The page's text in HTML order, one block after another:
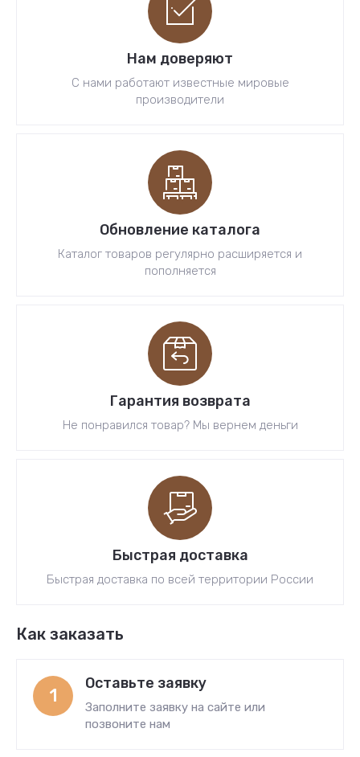
Нам доверяют
С нами работают известные мировые
производители
Обновление каталога
Каталог товаров регулярно расширяется и
пополняется
Гарантия возврата
Не понравился товар? Мы вернем деньги
Быстрая доставка
Быстрая доставка по всей территории России
Как заказать
1
Оставьте заявку
Заполните заявку на сайте или
позвоните нам